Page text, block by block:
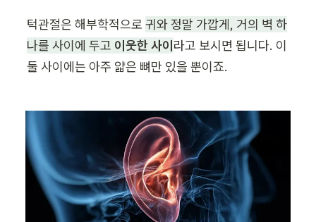
턱관절은 해부학적으로 귀와 정말 가깝게, 거의 벽 하
나를 사이에 두고 이웃한 사이라고 보시면 됩니다. 이
둘 사이에는 아주 얇은 뼈만 있을 뿐이죠.